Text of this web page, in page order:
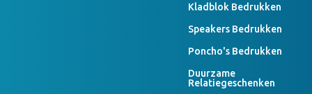
Kladblok Bedrukken
Speakers Bedrukken
Poncho's Bedrukken
Duurzame
Relatiegeschenken